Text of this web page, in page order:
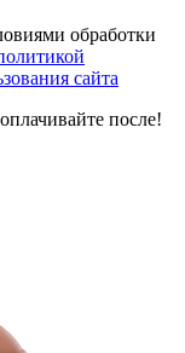
обработки
сайта
после!